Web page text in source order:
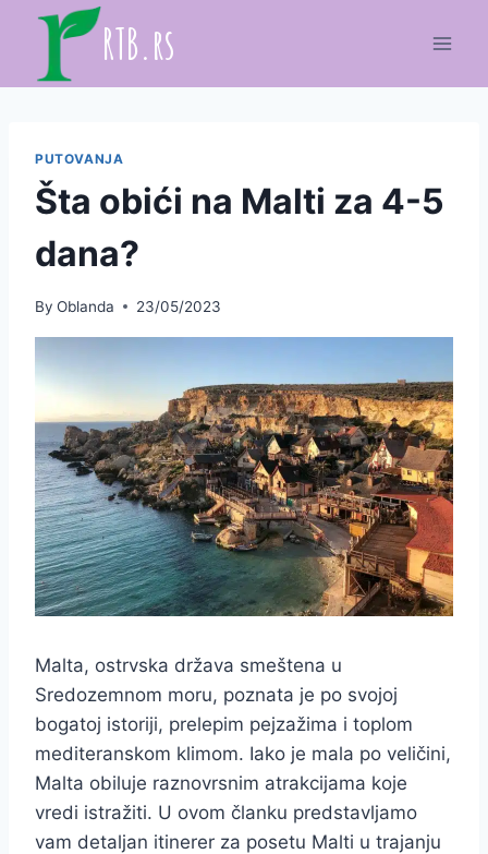
content
RTB.rs
PUTOVANJA
Šta obići na Malti za 4-5
dana?
By Oblanda 23/05/2023
Malta, ostrvska država smeštena u
Sredozemnom moru, poznata je po svojoj
bogatoj istoriji, prelepim pejzažima i toplom
mediteranskom klimom. Iako je mala po veličini,
Malta obiluje raznovrsnim atrakcijama koje
vredi istražiti. U ovom članku predstavljamo
vam detaljan itinerer za posetu Malti u trajanju